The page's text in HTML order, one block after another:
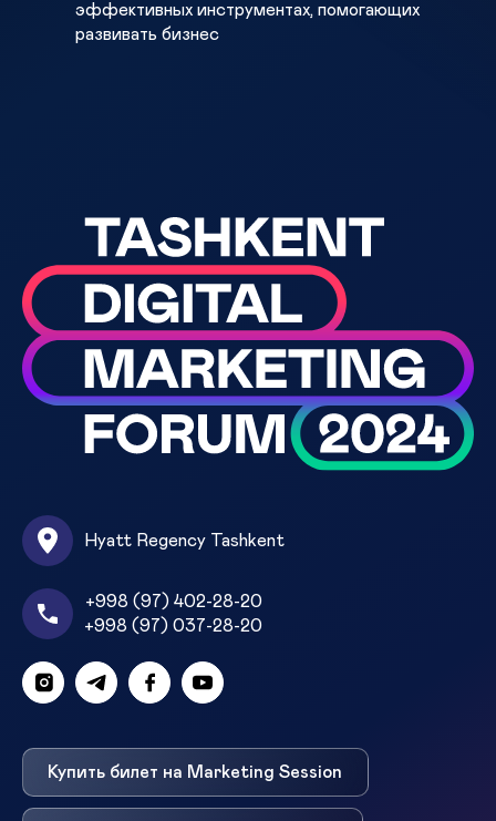
эффективныx инструментаx, помогающиx
развивать бизнес
Hyatt Regency Tashkent
+998 (97) 402-28-20
+998 (97) 037-28-20
Купить билет на Marketing Session